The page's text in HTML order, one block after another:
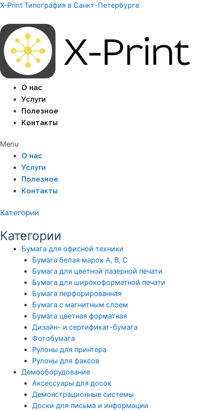
Перейти
содержимому
X-Print Типография в Санкт-Петербурге
О нас
Услуги
Полезное
Контакты
Menu
О нас
Услуги
Полезное
Контакты
Категории
Категории
Бумага для офисной техники
Бумага белая марок А, В, С
Бумага для цветной лазерной печати
Бумага для широкоформатной печати
Бумага перфорированная
Бумага с магнитным слоем
Бумага цветная форматная
Дизайн- и сертификат-бумага
Фотобумага
Рулоны для принтера
Рулоны для факсов
Демооборудование
Аксессуары для досок
Демонстрационные системы
Доски для письма и информации